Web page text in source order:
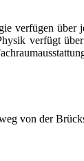
verfügen
verfügt
von der